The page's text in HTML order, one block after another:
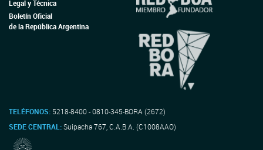
Legal y Técnica
Boletín Oficial
de la República Argentina
TELÉFONOS: 5218-8400 - 0810-345-BORA (2672)
SEDE CENTRAL:Suipacha 767, C.A.B.A. (C1008AAO)